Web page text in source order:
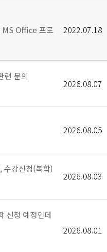
MS Office 프로
2022.07.18
련 문의
2026.08.07
2026.08.05
강신청(복학)
2026.08.03
신청 예정인데
2026.08.01